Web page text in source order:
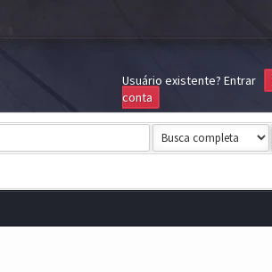
Usuário existente? Entrar
conta